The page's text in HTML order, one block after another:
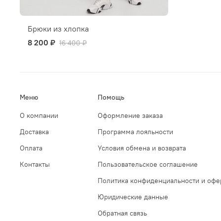
Брюки из хлопка
8 200 ₽ 16 400 ₽
Меню
О компании
Доставка
Оплата
Контакты
Помощь
Оформление заказа
Программа лояльности
Условия обмена и возврата
Пользовательское соглашение
Политика конфиденциальности и
Юридические данные
Обратная связь